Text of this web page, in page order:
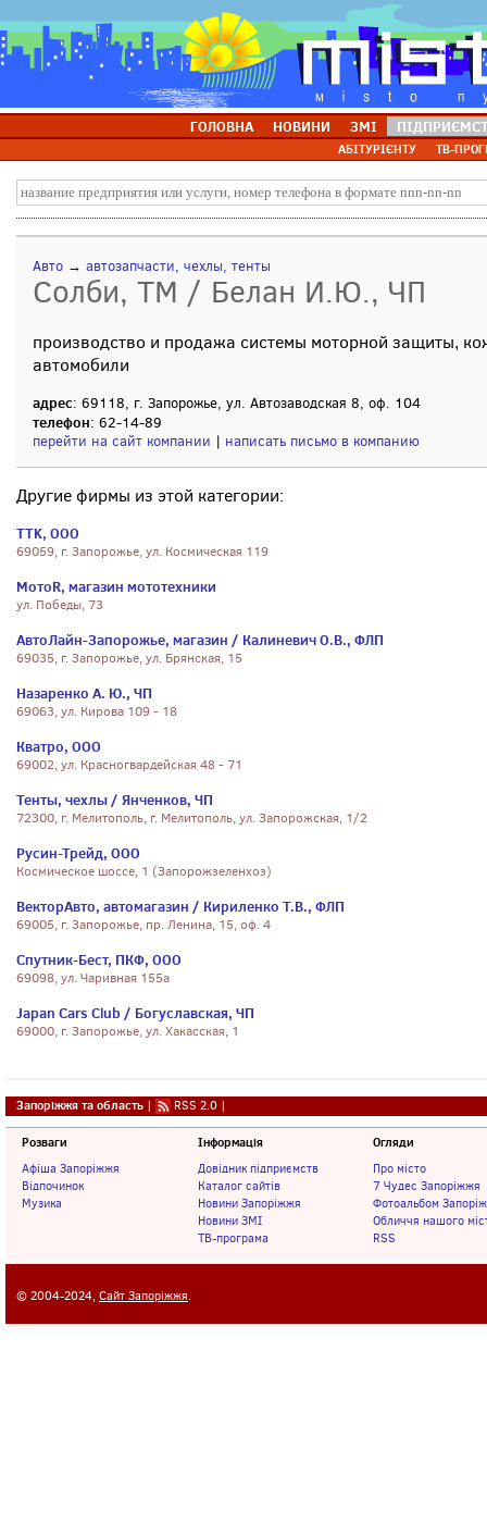
ГОЛОВНА НОВИНИ ЗМІ
АБІТУРІЄНТУ ТВ-
Авто → автозапчасти, чехлы, тенты
Солби, ТМ / Белан И.Ю., ЧП
производство и продажа системы моторной защиты,
автомобили
адрес: 69118, г. Запорожье, ул. Автозаводская 8, оф. 104
телефон: 62-14-89
перейти на сайт компании | написать письмо в компанию
Другие фирмы из этой категории:
TTK, ООО
69059, г. Запорожье, ул. Космическая 119
МотоR, магазин мототехники
ул. Победы, 73
АвтоЛайн-Запорожье, магазин / Калиневич О.В., ФЛП
69035, г. Запорожье, ул. Брянская, 15
Назаренко А. Ю., ЧП
69063, ул. Кирова 109 - 18
Кватро, ООО
69002, ул. Красногвардейская 48 - 71
Тенты, чехлы / Янченков, ЧП
72300, г. Мелитополь, г. Мелитополь, ул. Запорожская, 1/2
Русин-Трейд, ООО
Космическое шоссе, 1 (Запорожзеленхоз)
ВекторАвто, автомагазин / Кириленко Т.В., ФЛП
69005, г. Запорожье, пр. Ленина, 15, оф. 4
Спутник-Бест, ПКФ, ООО
69098, ул. Чаривная 155а
Japan Cars Club / Богуславская, ЧП
69000, г. Запорожье, ул. Хакасская, 1
Запоріжжя та область | RSS 2.0 |
Розваги
Афіша Запоріжжя
Відпочинок
Музика
Інформація
Довідник підприємств
Каталог сайтів
Новини Запоріжжя
Новини ЗМІ
ТВ-програма
Огляди
Про місто
7 Чудес Запоріжжя
Фотоальбом
Обличчя нашого
RSS
© 2004-2024, Сайт Запоріжжя.